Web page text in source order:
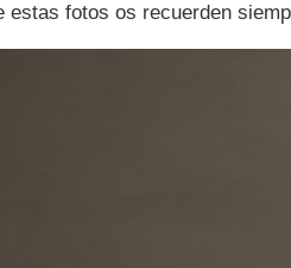
estas fotos os recuerden